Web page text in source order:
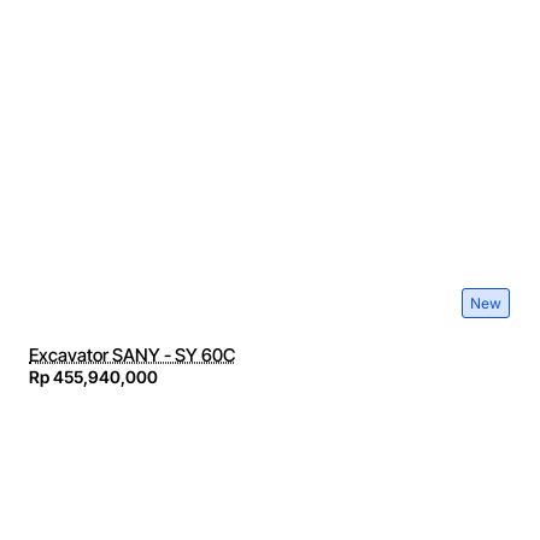
New
Excavator SANY - SY 60C
Rp 455,940,000